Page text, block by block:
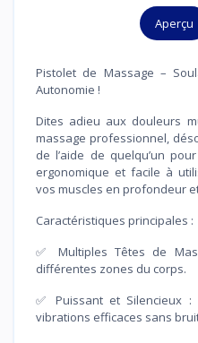
Aperçu
Pistolet de Massage –
Autonomie !
Dites adieu aux douleurs
massage professionnel,
de l’aide de quelqu’un
ergonomique et facile à
vos muscles en profondeur
Caractéristiques principales :
✅ Multiples Têtes de
différentes zones du corps.
✅ Puissant et Silencieux
vibrations efficaces sans